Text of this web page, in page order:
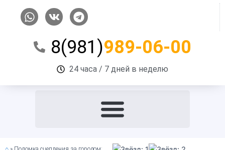
W
h
V
k
T
e
e
g
r
8(981)989-06-00
24 часа / 7 дней в неделю